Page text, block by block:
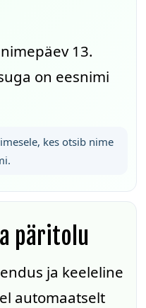
13.
on eesnimi
kes otsib nime
päritolu
ja keeleline
automaatselt